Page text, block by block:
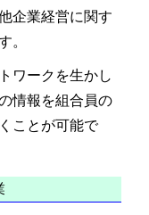
企業経営に関す
。
ワークを生かし
情報を組合員の
ことが可能で